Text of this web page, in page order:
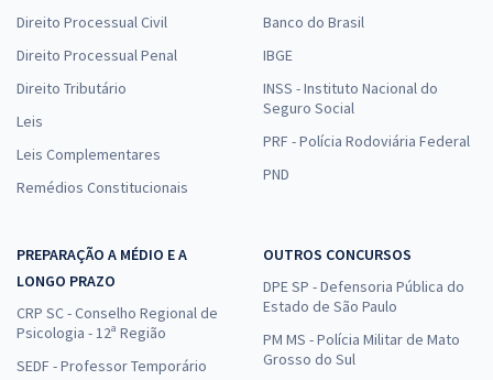
Direito Processual Civil
Direito Processual Penal
Direito Tributário
Leis
Leis Complementares
Remédios Constitucionais
Banco do Brasil
IBGE
INSS - Instituto Nacional do
Seguro Social
PRF - Polícia Rodoviária Federal
PND
PREPARAÇÃO A MÉDIO E A
LONGO PRAZO
CRP SC - Conselho Regional de
Psicologia - 12ª Região
SEDF - Professor Temporário
OUTROS CONCURSOS
DPE SP - Defensoria Pública do
Estado de São Paulo
PM MS - Polícia Militar de Mato
Grosso do Sul